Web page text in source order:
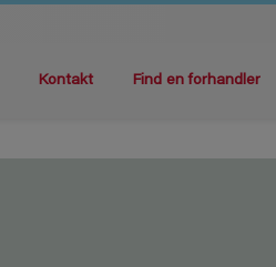
Kontakt Find en forhandler